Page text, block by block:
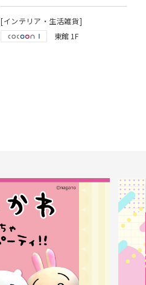
[インテリア・生活雑貨]
東館 1F